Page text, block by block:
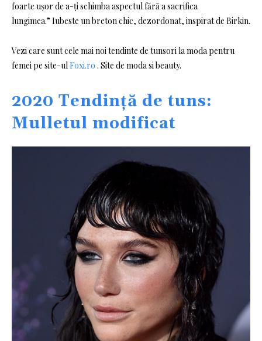
foarte ușor de a-ți schimba aspectul fără a sacrifica
lungimea.” Iubeste un breton chic, dezordonat, inspirat de Birkin.
Vezi care sunt cele mai noi tendinte de tunsori la moda pentru
femei pe site-ulFoxi.ro . Site de moda si beauty.
2020 Tendință de tuns:
Mulletul modificat